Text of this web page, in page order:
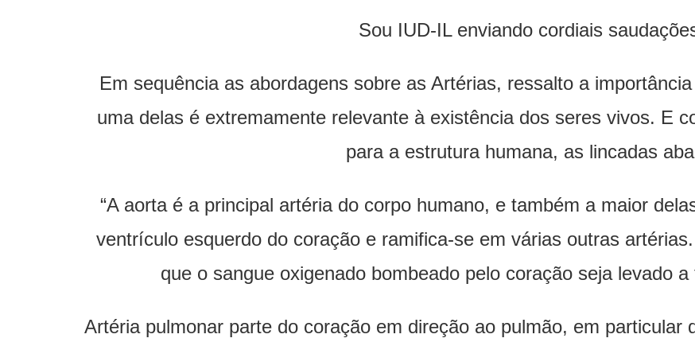
Sou IUD-IL enviando cordiais
Em sequência as abordagens sobre as Artérias, ressalto a
uma delas é extremamente relevante à existência dos seres vivos. E
para a estrutura humana, as lincadas
“A aorta é a principal artéria do corpo humano, e também a maior
ventrículo esquerdo do coração e ramifica-se em várias outras
que o sangue oxigenado bombeado pelo coração seja levado
Artéria pulmonar parte do coração em direção ao pulmão, em particular